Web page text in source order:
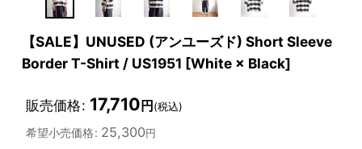
【SALE】UNUSED (アンユーズド) Short Sleeve
Border T-Shirt / US1951 [White × Black]
販売価格: 17,710 円 (税込)
希望小売価格: 25,300円